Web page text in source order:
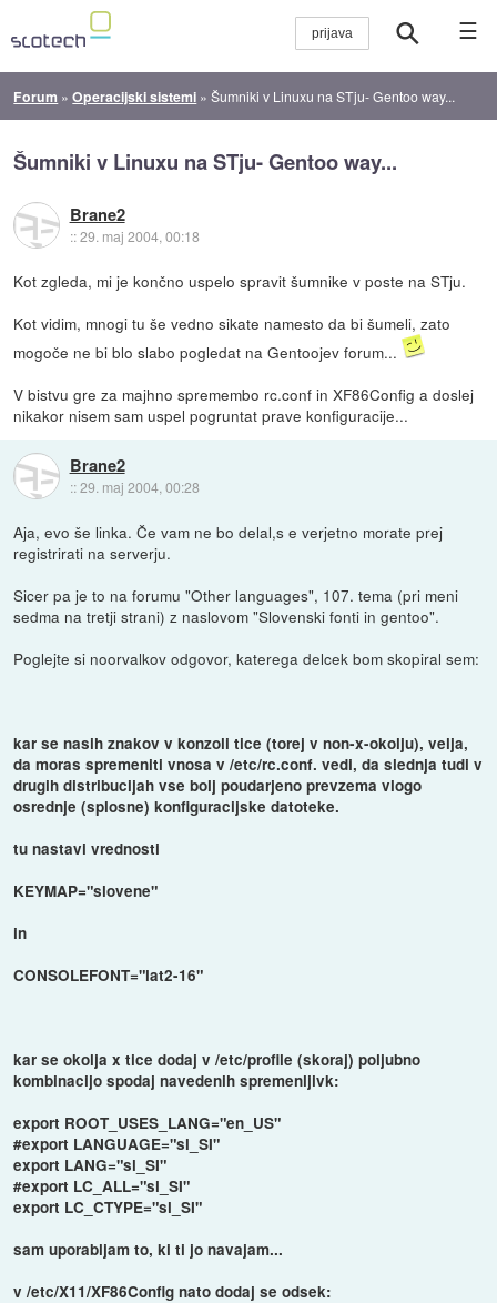
☰
Forum »Operacijski sistemi »Šumniki v Linuxu na STju- Gentoo way...
Šumniki v Linuxu na STju- Gentoo way...
Brane2
::29. maj 2004, 00:18
Kot zgleda, mi je končno uspelo spravit šumnike v poste na STju.
Kot vidim, mnogi tu še vedno sikate namesto da bi šumeli, zato
mogoče ne bi blo slabo pogledat na Gentoojev forum...
V bistvu gre za majhno spremembo rc.conf in XF86Config a doslej
nikakor nisem sam uspel pogruntat prave konfiguracije...
Brane2
::29. maj 2004, 00:28
Aja, evo še linka. Če vam ne bo delal,s e verjetno morate prej
registrirati na serverju.
Sicer pa je to na forumu "Other languages", 107. tema (pri meni
sedma na tretji strani) z naslovom "Slovenski fonti in gentoo".
Poglejte si noorvalkov odgovor, katerega delcek bom skopiral sem:
kar se nasih znakov v konzoli tice (torej v non-x-okolju), velja,
da moras spremeniti vnosa v /etc/rc.conf. vedi, da slednja tudi v
drugih distribucijah vse bolj poudarjeno prevzema vlogo
osrednje (splosne) konfiguracijske datoteke.
tu nastavi vrednosti
KEYMAP="slovene"
in
CONSOLEFONT="lat2-16"
kar se okolja x tice dodaj v /etc/profile (skoraj) poljubno
kombinacijo spodaj navedenih spremenljivk:
export ROOT_USES_LANG="en_US"
#export LANGUAGE="sl_SI"
export LANG="sl_SI"
#export LC_ALL="sl_SI"
export LC_CTYPE="sl_SI"
sam uporabljam to, ki ti jo navajam...
v /etc/X11/XF86Config nato dodaj se odsek: